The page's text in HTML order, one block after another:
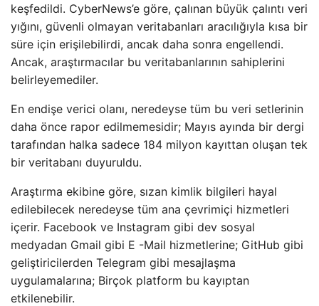
keşfedildi. CyberNews’e göre, çalınan büyük çalıntı veri
yığını, güvenli olmayan veritabanları aracılığıyla kısa bir
süre için erişilebilirdi, ancak daha sonra engellendi.
Ancak, araştırmacılar bu veritabanlarının sahiplerini
belirleyemediler.
En endişe verici olanı, neredeyse tüm bu veri setlerinin
daha önce rapor edilmemesidir; Mayıs ayında bir dergi
tarafından halka sadece 184 milyon kayıttan oluşan tek
bir veritabanı duyuruldu.
Araştırma ekibine göre, sızan kimlik bilgileri hayal
edilebilecek neredeyse tüm ana çevrimiçi hizmetleri
içerir. Facebook ve Instagram gibi dev sosyal
medyadan Gmail gibi E -Mail hizmetlerine; GitHub gibi
geliştiricilerden Telegram gibi mesajlaşma
uygulamalarına; Birçok platform bu kayıptan
etkilenebilir.